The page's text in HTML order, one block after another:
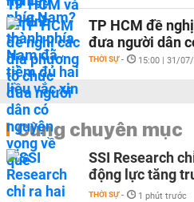
TP HCM đề
đưa người dân
THỜI SỰ - 15:00 | 31/07/
Cùng chuyên mục
SSI Research
động lực tăng
THỜI SỰ - 1 phút trước